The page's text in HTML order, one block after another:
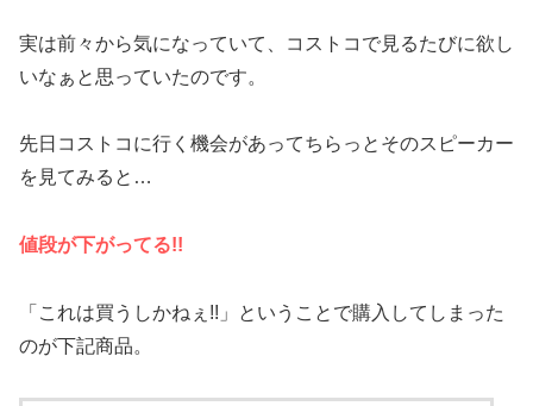
実は前々から気になっていて、コストコで見るたびに欲し
いなぁと思っていたのです。
先日コストコに行く機会があってちらっとそのスピーカー
を見てみると…
値段が下がってる!!
「これは買うしかねぇ!!」ということで購入してしまった
のが下記商品。